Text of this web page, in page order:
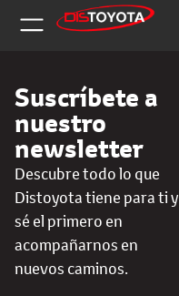
Suscríbete a
nuestro
newsletter
Descubre todo lo que
Distoyota tiene para ti y
sé el primero en
acompañarnos en
nuevos caminos.